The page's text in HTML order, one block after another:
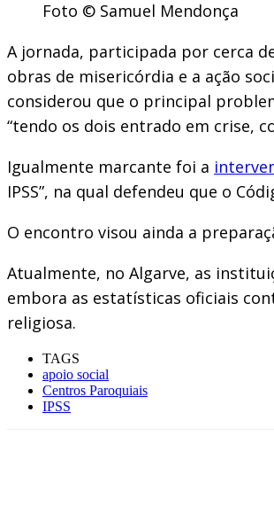
Foto © Samuel Mendonça
A jornada, participada por cerca
obras de misericórdia e a ação
considerou que o principal
“tendo os dois entrado em crise,
Igualmente marcante foi a
IPSS”, na qual defendeu que o
O encontro visou ainda a
Atualmente, no Algarve, as
embora as estatísticas oficiais
religiosa.
TAGS
apoio social
Centros Paroquiais
IPSS